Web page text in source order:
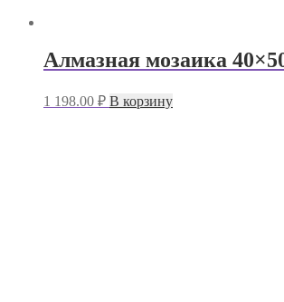
Алмазная мозаика
1 198.00 ₽ В корзину